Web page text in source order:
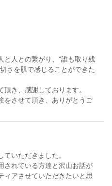
ビスで特技を披露してくれ
、教えるのが好きな方を大募
に教えるのが好きな方を大募
イサービスで特技を披露して
と人との繋がり、”誰も取り残
さを肌で感じることができた
頂き、感謝しております。
をさせて頂き、ありがとうご
ていただきました。
されている方達と沢山お話が
ィアさせていただきたいと思